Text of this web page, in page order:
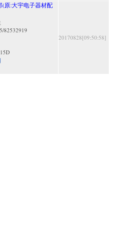
原:大宇电子器材配
82532919
20170828[09:50:58]